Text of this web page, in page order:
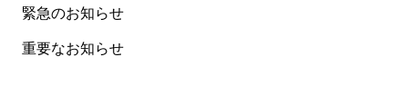
緊急のお知らせ
重要なお知らせ